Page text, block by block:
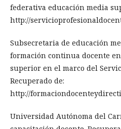
federativa educación media
http://
Subsecretaria de educación
formación continua docente
superior en el marco del
Recuperado de:
http://
Universidad Autónoma del